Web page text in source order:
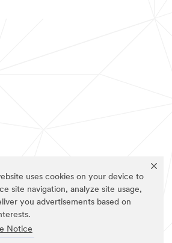
uses cookies on your device to
site navigation, analyze site usage,
you advertisements based on
Notice